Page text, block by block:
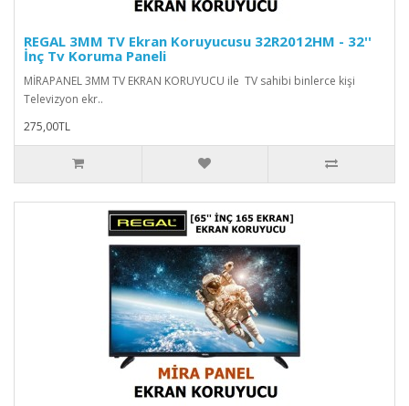
REGAL 3MM TV Ekran Koruyucusu 32R2012HM - 32''
İnç Tv Koruma Paneli
MİRAPANEL 3MM TV EKRAN KORUYUCU ile TV sahibi binlerce kişi
Televizyon ekr..
275,00TL